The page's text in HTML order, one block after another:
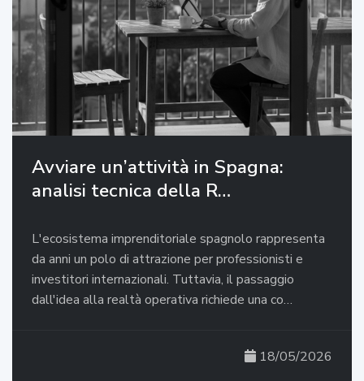
Avviare un’attività in Spagna:
analisi tecnica della R…
L'ecosistema imprenditoriale spagnolo rappresenta
da anni un polo di attrazione per professionisti e
investitori internazionali. Tuttavia, il passaggio
dall'idea alla realtà operativa richiede una co…
18/05/2026